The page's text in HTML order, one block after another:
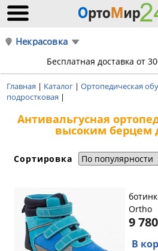
Некрасовка
Бесплатная доставка от
Главная | Каталог | Ортопедическая
подростковая |
Антивальгусная
высоким берцем
Сортировка
Ortho
9
В